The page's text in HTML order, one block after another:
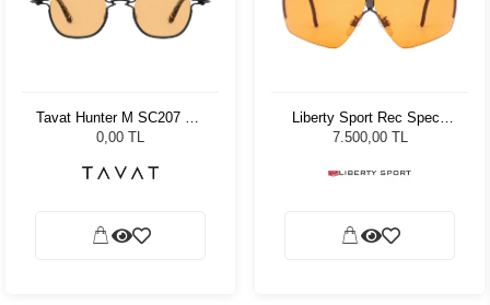
Tavat Hunter M SC207 Col
BCH SV
0,00 TL
Liberty Sport Rec Specs
RECOİL 205 67
7.500,00 TL